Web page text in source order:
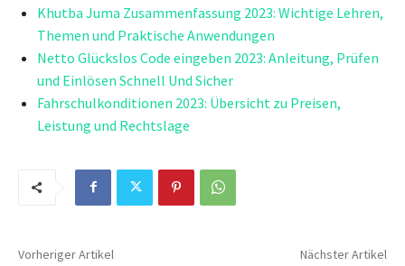
Khutba Juma Zusammenfassung 2023: Wichtige Lehren,
Themen und Praktische Anwendungen
Netto Glückslos Code eingeben 2023: Anleitung, Prüfen
und Einlösen Schnell Und Sicher
Fahrschulkonditionen 2023: Übersicht zu Preisen,
Leistung und Rechtslage
Vorheriger Artikel Nächster Artikel